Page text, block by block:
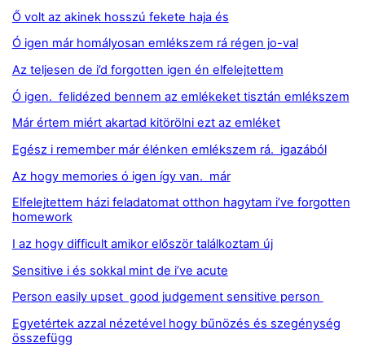
Ő volt az akinek hosszú fekete haja és
Ó igen már homályosan emlékszem rá régen jo-val
Az teljesen de i’d forgotten igen én elfelejtettem
Ó igen. felidézed bennem az emlékeket tisztán emlékszem
Már értem miért akartad kitörölni ezt az emléket
Egész i remember már élénken emlékszem rá. igazából
Az hogy memories ó igen így van. már
Elfelejtettem házi feladatomat otthon hagytam i’ve forgotten
homework
I az hogy difficult amikor először találkoztam új
Sensitive i és sokkal mint de i’ve acute
Person easily upset good judgement sensitive person
Egyetértek azzal nézetével hogy bűnözés és szegénység
összefügg